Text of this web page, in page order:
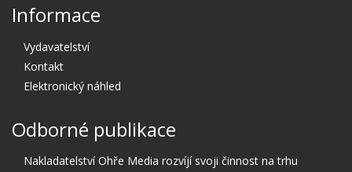
Informace
Vydavatelství
Kontakt
Elektronický náhled
Odborné publikace
Nakladatelství Ohře Media rozvíjí svoji činnost na trhu